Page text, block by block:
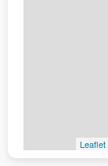
Leaflet